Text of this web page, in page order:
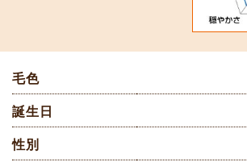
毛色
誕生日
性別